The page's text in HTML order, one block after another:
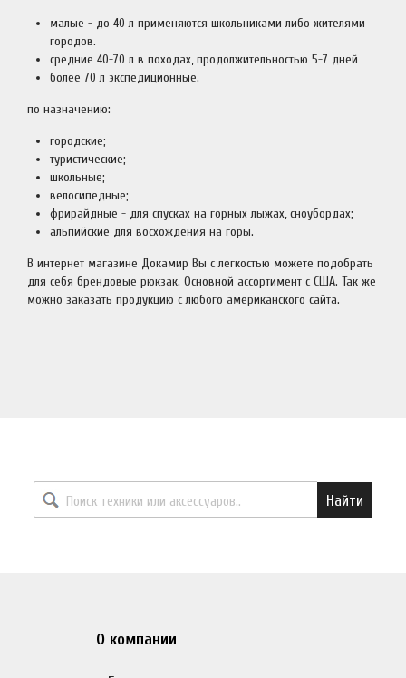
малые - до 40 л применяются школьниками либо жителями
городов.
средние 40-70 л в походах, продолжительностью 5-7 дней
более 70 л экспедиционные.
по назначению:
городские;
туристические;
школьные;
велосипедные;
фрирайдные - для спусках на горных лыжах, сноубордах;
альпийские для восхождения на горы.
В интернет магазине Докамир Вы с легкостью можете подобрать
для себя брендовые рюкзак. Основной ассортимент с США. Так же
можно заказать продукцию с любого американского сайта.
Найти
О компании